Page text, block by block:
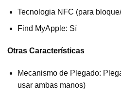
Tecnologia NFC (para
Find MyApple: Sí
Otras Características
Mecanismo de Plegado:
usar ambas manos)